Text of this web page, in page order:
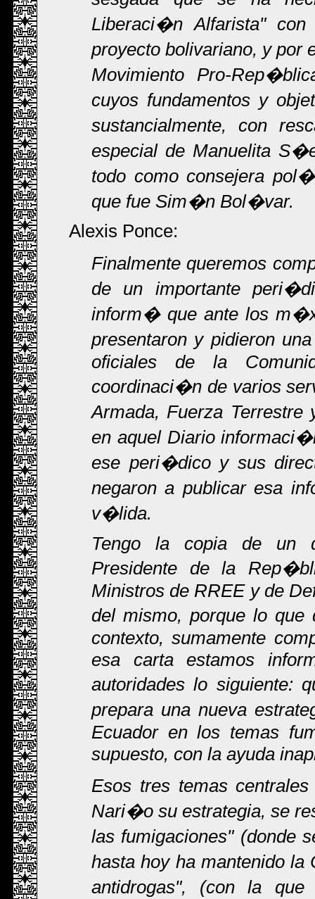
Liberaci�n Alfarista"
proyecto bolivariano, y por
Movimiento Pro-
cuyos fundamentos y
sustancialmente, con
especial de Manuelita
todo como consejera
que fue Sim�n Bol�var.
Alexis Ponce:
Finalmente queremos
de un importante
inform� que ante los
presentaron y pidieron
oficiales de la
coordinaci�n de varios
Armada, Fuerza
en aquel Diario
ese peri�dico y sus
negaron a publicar esa
v�lida.
Tengo la copia de un
Presidente de la
Ministros de RREE y de
del mismo, porque lo
contexto, sumamente
esa carta estamos
autoridades lo siguiente:
prepara una nueva
Ecuador en los temas
supuesto, con la ayuda
Esos tres temas
Nari�o su estrategia, se
las fumigaciones" (donde
hasta hoy ha mantenido
antidrogas", (con la